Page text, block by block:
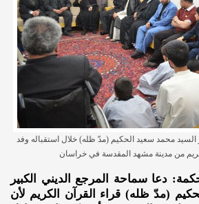
السيد محمد سعيد الحكيم (مدّ ظله) خلال استقباله وفد
من مدينة مشهد المقدسة في خراسان
دعا سماحة المرجع الديني الكبير
(مدّ ظله) قراء القرآن الكريم لأن